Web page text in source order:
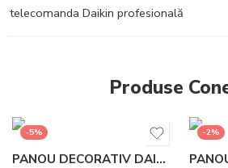
telecomanda Daikin profesională
Produse
-5%
PANOU DECORATIV DAIKIN BYCQ140E
-2%